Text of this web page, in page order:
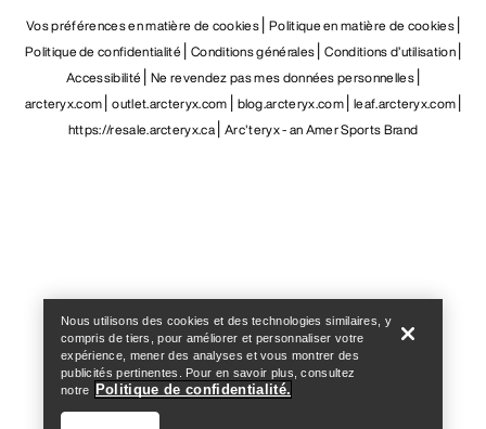
Vos préférences en matière de cookies Politique en matière de cookies
Politique de confidentialité Conditions générales Conditions d’utilisation
Accessibilité Ne revendez pas mes données personnelles
arcteryx.com outlet.arcteryx.com blog.arcteryx.com leaf.arcteryx.com
https://resale.arcteryx.ca Arc'teryx - an Amer Sports Brand
Nous utilisons des cookies et des technologies similaires, y
compris de tiers, pour améliorer et personnaliser votre
expérience, mener des analyses et vous montrer des
publicités pertinentes. Pour en savoir plus, consultez
notre
Politique de confidentialité.